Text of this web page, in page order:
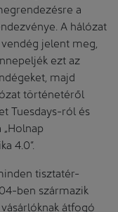
a
A hálózat
jelent meg,
ezt az
majd
történetéről
Tuesdays-ról és
4.0”.
tisztatér-
ben származik
átfogó